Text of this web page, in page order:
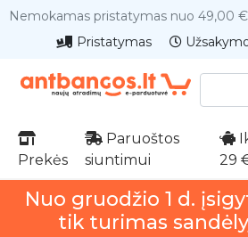
Nemokamas pristatymas nuo 49,00 €
Pristatymas
Prekės
Paruoštos
siuntimui
29
Nuo gruodžio 1 d.
tik turimas